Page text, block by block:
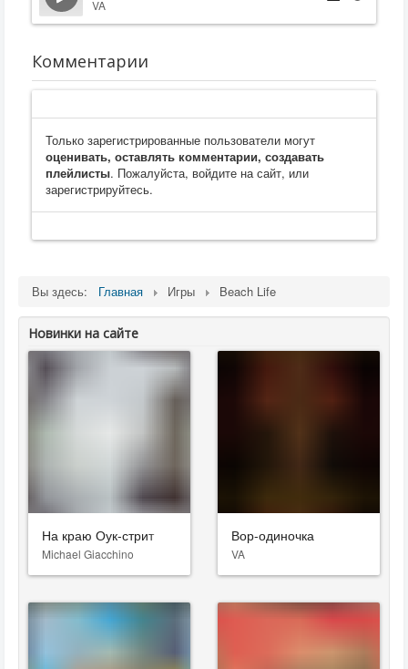
VA
Комментарии
Только зарегистрированные пользователи могут
оценивать, оставлять комментарии, создавать
плейлисты. Пожалуйста, войдите на сайт, или
зарегистрируйтесь.
Вы здесь: Главная Игры Beach Life
Новинки на сайте
На краю Оук-стрит
Michael Giacchino
Вор-одиночка
VA